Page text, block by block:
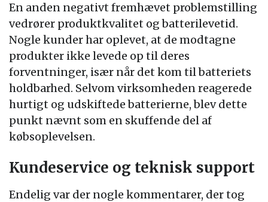
En anden negativt fremhævet problemstilling
vedrører produktkvalitet og batterilevetid.
Nogle kunder har oplevet, at de modtagne
produkter ikke levede op til deres
forventninger, især når det kom til batteriets
holdbarhed. Selvom virksomheden reagerede
hurtigt og udskiftede batterierne, blev dette
punkt nævnt som en skuffende del af
købsoplevelsen.
Kundeservice og teknisk support
Endelig var der nogle kommentarer, der tog